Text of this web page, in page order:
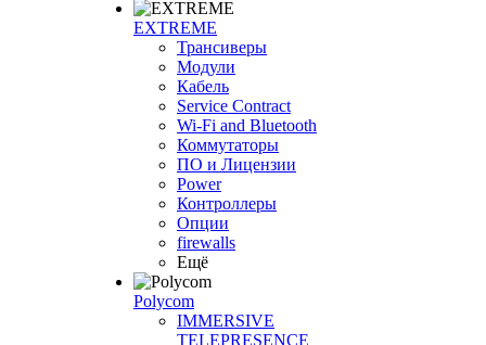
EXTREME
Трансиверы
Модули
Кабель
Service Contract
Wi-Fi and Bluetooth
Коммутаторы
ПО и Лицензии
Power
Контроллеры
Опции
firewalls
Ещё
Polycom
IMMERSIVE
TELEPRESENCE